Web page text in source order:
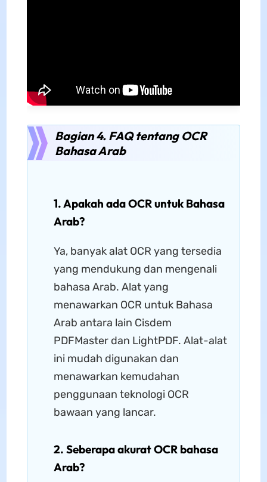
Bagian 4. FAQ tentang OCR
Bahasa Arab
1. Apakah ada OCR untuk Bahasa
Arab?
Ya, banyak alat OCR yang tersedia
yang mendukung dan mengenali
bahasa Arab. Alat yang
menawarkan OCR untuk Bahasa
Arab antara lain Cisdem
PDFMaster dan LightPDF. Alat-alat
ini mudah digunakan dan
menawarkan kemudahan
penggunaan teknologi OCR
bawaan yang lancar.
2. Seberapa akurat OCR bahasa
Arab?